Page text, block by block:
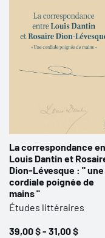
La correspondance
Louis Dantin et
Dion-Lévesque : " une
cordiale poignée de
mains "
Études littéraires
39,00 $ - 31,00 $